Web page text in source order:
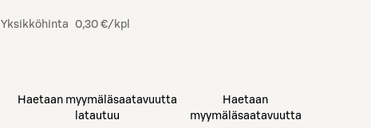
Yksikköhinta 0,30 €/kpl
Haetaan myymäläsaatavuutta
latautuu
Haetaan
myymäläsaatavuutta